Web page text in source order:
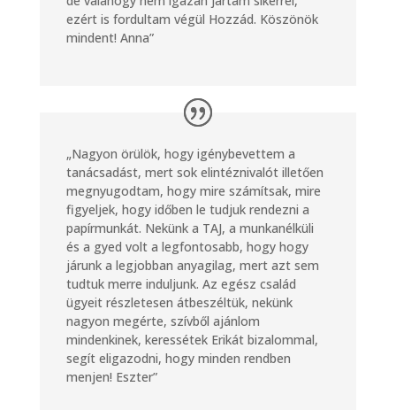
ezért is fordultam végül Hozzád. Köszönök
mindent! Anna”
„Nagyon örülök, hogy igénybevettem a
tanácsadást, mert sok elintéznivalót illetően
megnyugodtam, hogy mire számítsak, mire
figyeljek, hogy időben le tudjuk rendezni a
papírmunkát. Nekünk a TAJ, a munkanélküli
és a gyed volt a legfontosabb, hogy hogy
járunk a legjobban anyagilag, mert azt sem
tudtuk merre induljunk. Az egész család
ügyeit részletesen átbeszéltük, nekünk
nagyon megérte, szívből ajánlom
mindenkinek, keressétek Erikát bizalommal,
segít eligazodni, hogy minden rendben
menjen! Eszter”